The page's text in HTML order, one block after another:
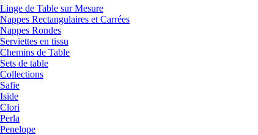
Linge de Table sur Mesure
Nappes Rectangulaires et Carrées
Nappes Rondes
Serviettes en tissu
Chemins de Table
Sets de table
Collections
Safie
Iside
Clori
Perla
Penelope